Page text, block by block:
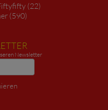
(22)
(590)
Newsletter
Newsletter